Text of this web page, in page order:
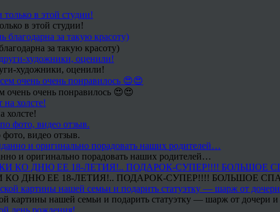
в этой студии!
за такую красоту)
художники, оценили!
очень очень понравилось 😍😍
холсте!
видео отзыв.
и оригинально порадовать наших родителей…
ДНЮ ЕЕ 18-ЛЕТИЯ!.. ПОДАРОК-СУПЕР!!!! БОЛЬШОЕ
картины нашей семьи и подарить статуэтку — шарж от дочери